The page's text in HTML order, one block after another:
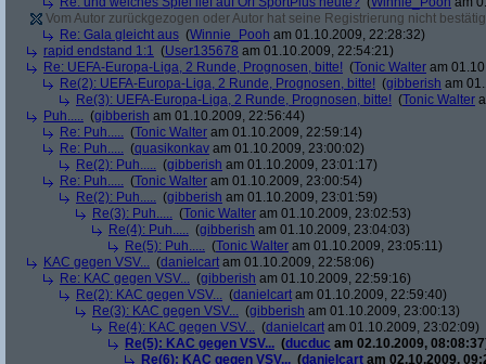
Vom Autor zurückgezogen oder Autor hat seine Registrierung nicht
Re: Gala gleicht aus (Winnie_Pooh am 01.10.2009, 22:28:32)
rapid endstand 1:1 (User135678 am 01.10.2009, 22:54:21)
Re: UEFA-Europa-Liga, 2 Runde, Prognosen, bitte! (Tonic Walter am
Re(2): UEFA-Europa-Liga, 2 Runde, Prognosen, bitte! (gibberish am
Re(3): UEFA-Europa-Liga, 2 Runde, Prognosen, bitte! (Tonic Walter
Puh..... (gibberish am 01.10.2009, 22:56:44)
Re: Puh..... (Tonic Walter am 01.10.2009, 22:59:14)
Re: Puh..... (quasikonkav am 01.10.2009, 23:00:02)
Re(2): Puh..... (gibberish am 01.10.2009, 23:01:17)
Re: Puh..... (Tonic Walter am 01.10.2009, 23:00:54)
Re(2): Puh..... (gibberish am 01.10.2009, 23:01:59)
Re(3): Puh..... (Tonic Walter am 01.10.2009, 23:02:53)
Re(4): Puh..... (gibberish am 01.10.2009, 23:04:03)
Re(5): Puh..... (Tonic Walter am 01.10.2009, 23:05:11)
KAC gegen VSV... (danielcart am 01.10.2009, 22:58:06)
Re: KAC gegen VSV... (gibberish am 01.10.2009, 22:59:16)
Re(2): KAC gegen VSV... (danielcart am 01.10.2009, 22:59:40)
Re(3): KAC gegen VSV... (gibberish am 01.10.2009, 23:00:13)
Re(4): KAC gegen VSV... (danielcart am 01.10.2009, 23:02:09)
Re(5): KAC gegen VSV... (ducduc am 02.10.2009,
Re(6): KAC gegen VSV... (danielcart am 02.10.2009,